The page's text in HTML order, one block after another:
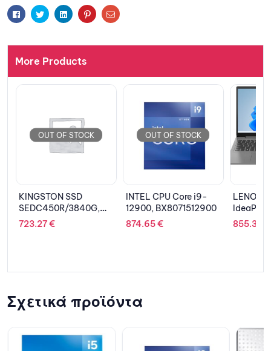
FacebookTwitterLinkedinPinterestEmail
More Products
OUT OF STOCK
KINGSTON SSD
SEDC450R/3840G,
3840GB, SATA III, 2.5”
723.27€
OUT OF STOCK
INTEL CPU Core i9-
12900, BX8071512900
874.65€
IdeaPad
15.6”
855.31
Σχετικά προϊόντα